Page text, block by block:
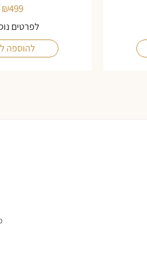
₪499
לפרטים
להוספה